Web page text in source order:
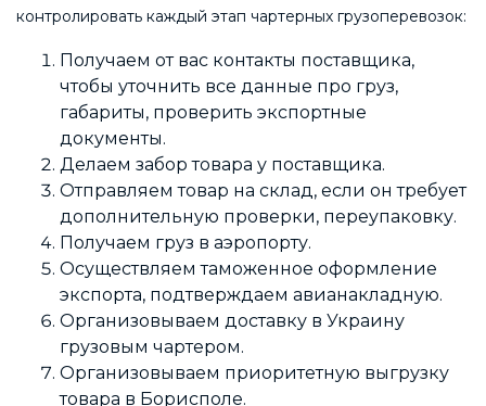
контролировать каждый этап чартерных грузоперевозок:
Получаем от вас контакты поставщика,
чтобы уточнить все данные про груз,
габариты, проверить экспортные
документы.
Делаем забор товара у поставщика.
Отправляем товар на склад, если он требует
дополнительную проверки, переупаковку.
Получаем груз в аэропорту.
Осуществляем таможенное оформление
экспорта, подтверждаем авианакладную.
Организовываем доставку в Украину
грузовым чартером.
Организовываем приоритетную выгрузку
товара в Борисполе.